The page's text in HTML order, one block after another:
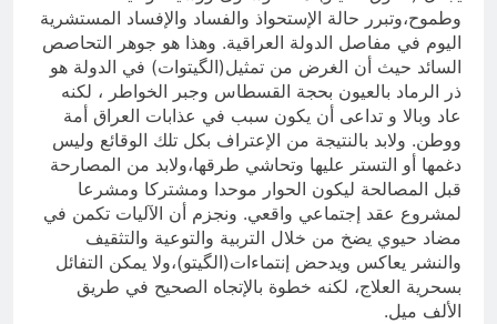
وطموح،وتبرر حالة الإستحواذ والفساد والإفساد المستشرية
اليوم في مفاصل الدولة العراقية. وهذا هو جوهر التحاصص
السائد حيث أن الغرض من تمثيل(الگيتوات) في الدولة هو
ذر الرماد بالعيون بحجة القسطاس وجبر الخواطر ، لكنه
عاد وبالا و تداعى أن يكون سبب في عذابات العراق أمة
ووطن. ولابد بالنتيجة من الإعتراف بكل تلك الوقائع وليس
دغمها أو التستر عليها وتحاشي طرقها،ولابد من المصارحة
قبل المصالحة ليكون الحوار موحدا ومشتركا ومشرعا
لمشروع عقد إجتماعي واقعي. ونجزم أن الآليات تكمن في
مضاد حيوي يضخ من خلال التربية والتوعية والتثقيف
والنشر يعاكس ويدحض إنتماءات(الگيتو)،ولا يمكن التفائل
بسحرية العلاج، لكنه خطوة بالإتجاه الصحيح في طريق
الألف ميل.